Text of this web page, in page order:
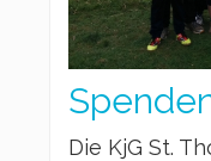
Die KjG St.